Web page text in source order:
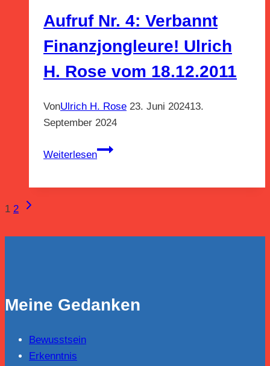
Aufruf Nr. 4: Verbannt
Finanzjongleure! Ulrich
H. Rose vom 18.12.2011
VonUlrich H. Rose 23. Juni 202413.
September 2024
Weiterlesen
Aufruf
Seitennavigation
1 2
Nächste
Meine Gedanken
Bewusstsein
Erkenntnis